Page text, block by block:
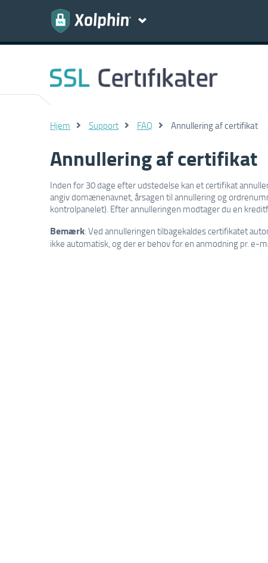
Hjem Support FAQ Annullering af certifikat
Annullering af certifikat
Inden for 30 dage efter udstedelse kan et certifikat
angiv domænenavnet, årsagen til annullering og
kontrolpanelet). Efter annulleringen modtager du en
Bemærk: Ved annulleringen tilbagekaldes certifikatet
ikke automatisk, og der er behov for en anmodning pr. e-